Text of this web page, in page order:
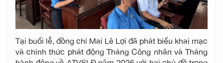
Tại buổi lễ, đồng chí Mai Lê Lợi đã phát biểu khai mạc
và chính thức phát động Tháng Công nhân và Tháng